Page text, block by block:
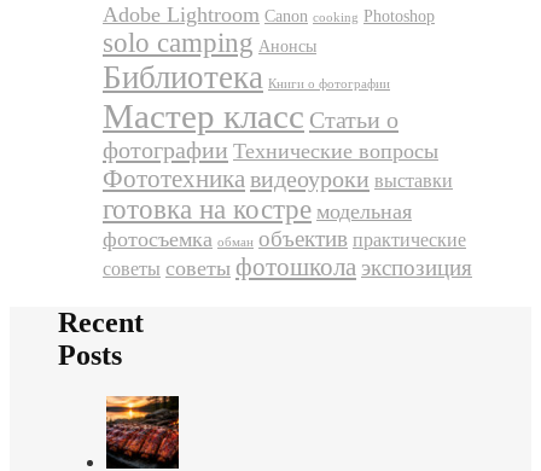
Adobe Lightroom Canon cooking Photoshop
solo camping Анонсы
Библиотека Книги о фотографии
Мастер класс Статьи о
фотографии Технические вопросы
Фототехника видеоуроки выставки
готовка на костре модельная
фотосъемка обман объектив практические
советы советы фотошкола экспозиция
Recent
Posts